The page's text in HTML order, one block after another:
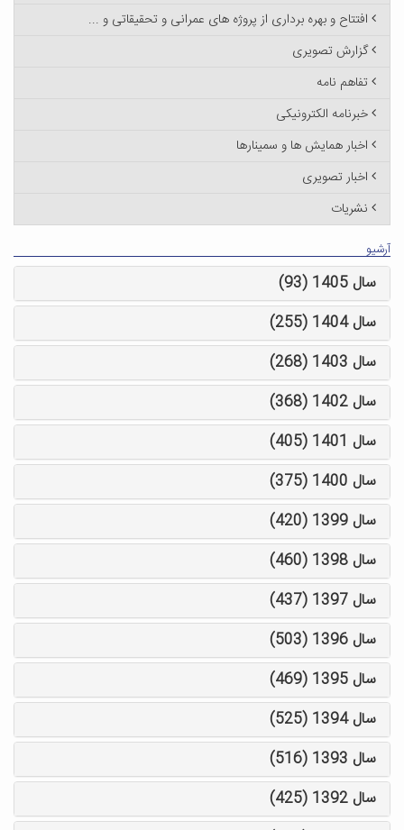
افتتاح و بهره برداری از پروژه های عمرانی و تحقیقاتی و ...
گزارش تصویری
تفاهم نامه
خبرنامه الکترونیکی
اخبار همایش ها و سمینارها
اخبار تصویری
نشریات
آرشیو
سال 1405 (93)
سال 1404 (255)
سال 1403 (268)
سال 1402 (368)
سال 1401 (405)
سال 1400 (375)
سال 1399 (420)
سال 1398 (460)
سال 1397 (437)
سال 1396 (503)
سال 1395 (469)
سال 1394 (525)
سال 1393 (516)
سال 1392 (425)